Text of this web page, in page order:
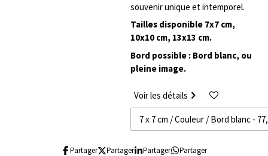
souvenir unique et intemporel.
Tailles disponible 7x7 cm,
10x10 cm, 13x13 cm.
Bord possible : Bord blanc, ou
pleine image.
Voir les détails
Partager Partager Partager Partager